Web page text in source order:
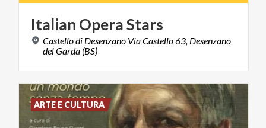
Italian OperaStars
Castello di Desenzano Via Castello 63, Desenzano
del Garda (BS)
ARTE E CULTURA